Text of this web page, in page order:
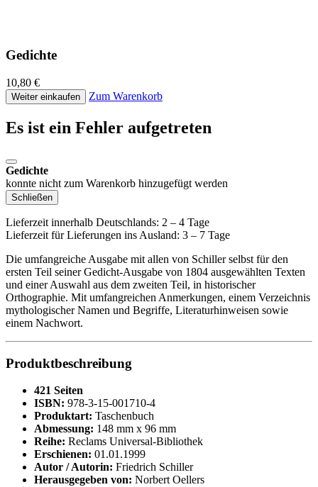
Gedichte
10,80 €
Weiter einkaufen Zum Warenkorb
Es ist ein Fehler aufgetreten
Gedichte
konnte nicht zum Warenkorb hinzugefügt werden
Schließen
Lieferzeit innerhalb Deutschlands: 2 – 4 Tage
Lieferzeit für Lieferungen ins Ausland: 3 – 7 Tage
Die umfangreiche Ausgabe mit allen von Schiller selbst für den
ersten Teil seiner Gedicht-Ausgabe von 1804 ausgewählten Texten
und einer Auswahl aus dem zweiten Teil, in historischer
Orthographie. Mit umfangreichen Anmerkungen, einem Verzeichnis
mythologischer Namen und Begriffe, Literaturhinweisen sowie
einem Nachwort.
Produktbeschreibung
421 Seiten
ISBN: 978-3-15-001710-4
Produktart: Taschenbuch
Abmessung: 148 mm x 96 mm
Reihe: Reclams Universal-Bibliothek
Erschienen: 01.01.1999
Autor / Autorin: Friedrich Schiller
Herausgegeben von: Norbert Oellers